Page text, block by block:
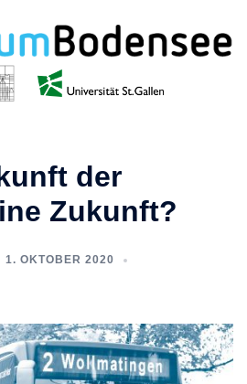
der
Zukunft?
1. OKTOBER 2020